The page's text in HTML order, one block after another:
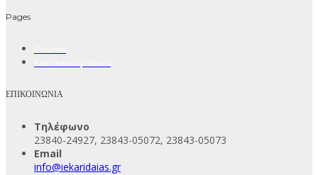
Pages
ΕΠΙΚΟΙΝΩΝΙΑ
Τηλέφωνο
23840-24927, 23843-05072, 23843-05073
Email
info@iekaridaias.gr